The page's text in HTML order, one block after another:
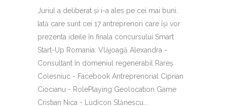
Juriul a deliberat și i-a ales pe cei mai buni.
Iată care sunt cei 17 antreprenori care își vor
prezenta ideile în finala concursului Smart
Start-Up Romania: Vlăjoagă Alexandra -
Consultant în domeniul regenerabil Rareș
Colesniuc - Facebook Antreprenorial Ciprian
Ciocianu - RolePlaying Geolocation Game
Cristian Nica - Ludicon Stănescu...